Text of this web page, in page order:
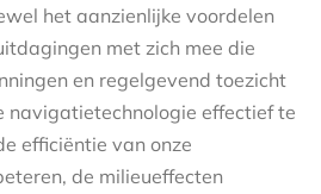
het aanzienlijke voordelen
met zich mee die
en regelgevend toezicht
navigatietechnologie effectief te
efficiëntie van onze
de milieueffecten